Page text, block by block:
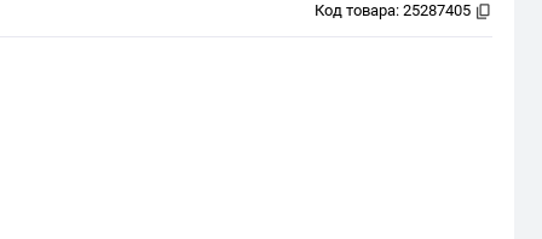
Код товара: 25287405